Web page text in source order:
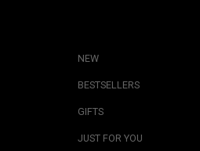
NEW
BESTSELLERS
GIFTS
JUST FOR YOU